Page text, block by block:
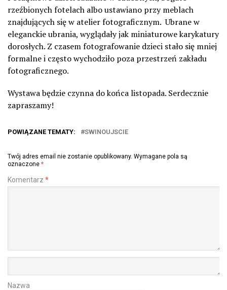
rzeźbionych fotelach albo ustawiano przy meblach
znajdujących się w atelier fotograficznym. Ubrane w
eleganckie ubrania, wyglądały jak miniaturowe karykatury
dorosłych. Z czasem fotografowanie dzieci stało się mniej
formalne i często wychodziło poza przestrzeń zakładu
fotograficznego.
Wystawa będzie czynna do końca listopada. Serdecznie
zapraszamy!
POWIĄZANE TEMATY: SWINOUJSCIE
Twój adres email nie zostanie opublikowany. Wymagane pola są
oznaczone *
Komentarz *
Nazwa